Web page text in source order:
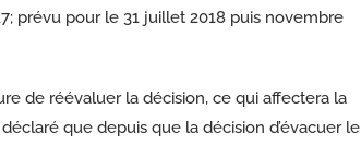
prévu pour le 31 juillet 2018 puis novembre
de réévaluer la décision, ce qui affectera la
que depuis que la décision d’évacuer le